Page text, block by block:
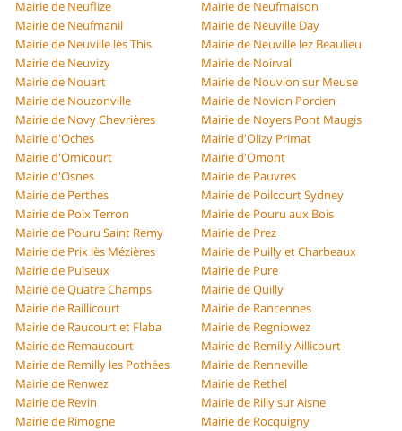
Mairie de Neuflize
Mairie de Neufmaison
Mairie de Neufmanil
Mairie de Neuville Day
Mairie de Neuville lès This
Mairie de Neuville lez Beaulieu
Mairie de Neuvizy
Mairie de Noirval
Mairie de Nouart
Mairie de Nouvion sur Meuse
Mairie de Nouzonville
Mairie de Novion Porcien
Mairie de Novy Chevrières
Mairie de Noyers Pont Maugis
Mairie d'Oches
Mairie d'Olizy Primat
Mairie d'Omicourt
Mairie d'Omont
Mairie d'Osnes
Mairie de Pauvres
Mairie de Perthes
Mairie de Poilcourt Sydney
Mairie de Poix Terron
Mairie de Pouru aux Bois
Mairie de Pouru Saint Remy
Mairie de Prez
Mairie de Prix lès Mézières
Mairie de Puilly et Charbeaux
Mairie de Puiseux
Mairie de Pure
Mairie de Quatre Champs
Mairie de Quilly
Mairie de Raillicourt
Mairie de Rancennes
Mairie de Raucourt et Flaba
Mairie de Regniowez
Mairie de Remaucourt
Mairie de Remilly Aillicourt
Mairie de Remilly les Pothées
Mairie de Renneville
Mairie de Renwez
Mairie de Rethel
Mairie de Revin
Mairie de Rilly sur Aisne
Mairie de Rimogne
Mairie de Rocquigny